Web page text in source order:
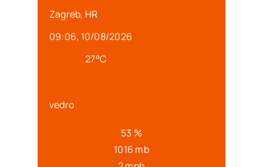
Zagreb, HR
09:06, 10/08/2026
27°C
vedro
53 %
1016 mb